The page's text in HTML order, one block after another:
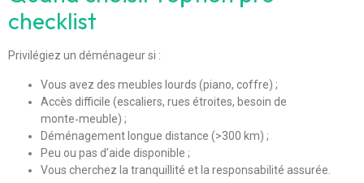
checklist
Privilégiez un déménageur si :
Vous avez des meubles lourds (piano, coffre) ;
Accès difficile (escaliers, rues étroites, besoin de
monte‑meuble) ;
Déménagement longue distance (>300 km) ;
Peu ou pas d’aide disponible ;
Vous cherchez la tranquillité et la responsabilité assurée.